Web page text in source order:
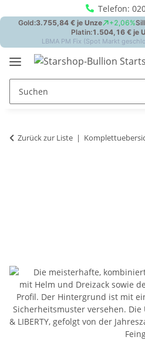
Telefon:
Zurück zur Liste